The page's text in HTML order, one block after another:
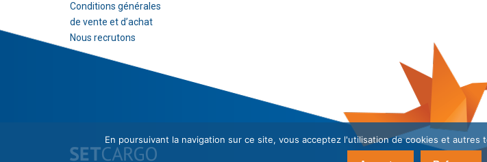
Conditions générales
de vente et d’achat
Nous recrutons
En poursuivant la navigation sur ce site, vous acceptez l'utilisation de cookies et